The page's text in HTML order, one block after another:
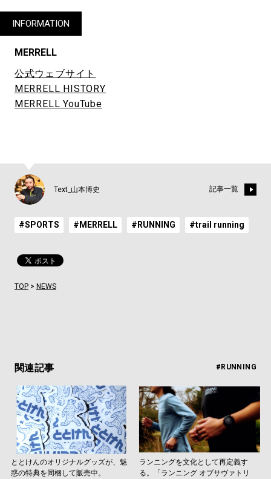
INFORMATION
MERRELL
公式ウェブサイト
MERRELL HISTORY
MERRELL YouTube
Text_山本博史 記事一覧
#SPORTS #MERRELL #RUNNING #trail running
TOP> NEWS
関連記事 #RUNNING
ととけんのオリジナルグッズが、魅
惑の特典を同梱して販売中。
ランニングを文化として再定義す
る。「ランニング オブサヴァトリ